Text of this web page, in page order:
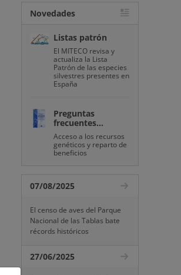
Novedades
Listas patrón
El MITECO revisa y
actualiza la Lista
Patrón de las especies
silvestres presentes en
España
Preguntas
frecuentes...
Acceso a los recursos
genéticos y reparto de
beneficios
07/08/2025
El censo de aves del Parque
Nacional de las Tablas bate
récords históricos
27/06/2025